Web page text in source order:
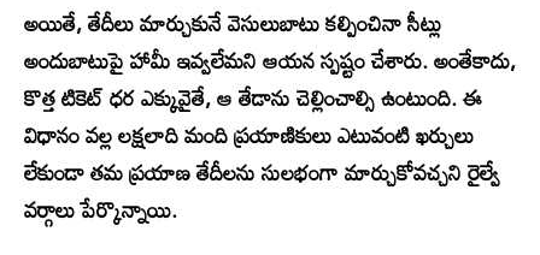
అయితే, తేదీలు మార్చుకునే వెసులుబాటు కల్పించినా సీట్లు
అందుబాటుపై హామీ ఇవ్వలేమని ఆయన స్పష్టం చేశారు. అంతేకాదు,
కొత్త టికెట్ ధర ఎక్కువైతే, ఆ తేడాను చెల్లించాల్సి ఉంటుంది. ఈ
విధానం వల్ల లక్షలాది మంది ప్రయాణికులు ఎటువంటి ఖర్చులు
లేకుండా తమ ప్రయాణ తేదీలను సులభంగా మార్చుకోవచ్చని రైల్వే
వర్గాలు పేర్కొన్నాయి.